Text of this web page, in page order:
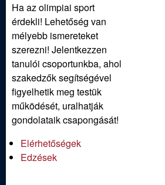
Ha az olimpiai sport
érdekli! Lehetőség van
mélyebb ismereteket
szerezni! Jelentkezzen
tanulói csoportunkba, ahol
szakedzők segítségével
figyelhetik meg testük
működését, uralhatják
gondolataik csapongását!
Elérhetőségek
Edzések